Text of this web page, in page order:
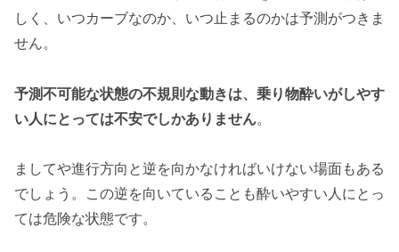
しく、いつカーブなのか、いつ止まるのかは予測がつきま
せん。
予測不可能な状態の不規則な動きは、乗り物酔いがしやす
い人にとっては不安でしかありません。
ましてや進行方向と逆を向かなければいけない場面もある
でしょう。この逆を向いていることも酔いやすい人にとっ
ては危険な状態です。